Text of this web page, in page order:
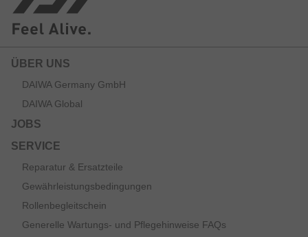
ÜBER UNS
DAIWA Germany GmbH
DAIWA Global
JOBS
SERVICE
Reparatur & Ersatzteile
Gewährleistungsbedingungen
Rollenbegleitschein
Generelle Wartungs- und Pflegehinweise FAQs